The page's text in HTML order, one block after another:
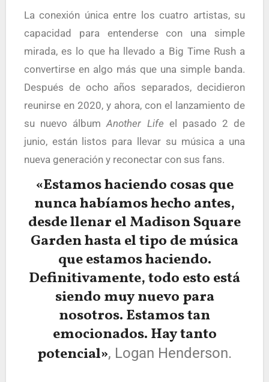
La conexión única entre los cuatro artistas, su
capacidad para entenderse con una simple
mirada, es lo que ha llevado a Big Time Rush a
convertirse en algo más que una simple banda.
Después de ocho años separados, decidieron
reunirse en 2020, y ahora, con el lanzamiento de
su nuevo álbumAnother Life el pasado 2 de
junio, están listos para llevar su música a una
nueva generación y reconectar con sus fans.
«Estamos haciendo cosas que
nunca habíamos hecho antes,
desde llenar el Madison Square
Garden hasta el tipo de música
que estamos haciendo.
Definitivamente, todo esto está
siendo muy nuevo para
nosotros. Estamos tan
emocionados. Hay tanto
potencial», Logan Henderson.